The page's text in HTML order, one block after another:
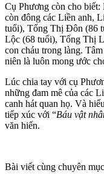
Cụ Phương còn cho
còn đông các Liền anh,
tuổi), Tống Thị Đôn (86
Lộc (68 tuổi), Tống Thị
con cháu trong làng.
niên là luôn mong ước
Lúc chia tay với cụ
những đam mê của các
canh hát quan họ. Và
tiếp xúc với “Báu vật
văn hiến.
Bài viết cùng chuyên mục